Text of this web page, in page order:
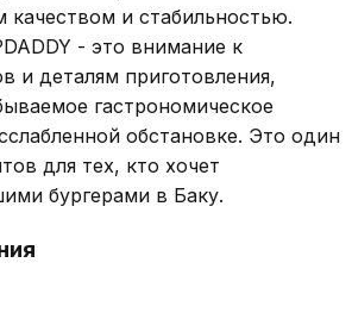
качеством и стабильностью.
- это внимание к
и деталям приготовления,
гастрономическое
обстановке. Это один
для тех, кто хочет
бургерами в Баку.